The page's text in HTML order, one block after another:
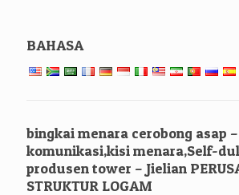
BAHASA
bingkai menara cerobong asap
komunikasi,kisi menara,Self-
produsen tower – Jielian
STRUKTUR LOGAM